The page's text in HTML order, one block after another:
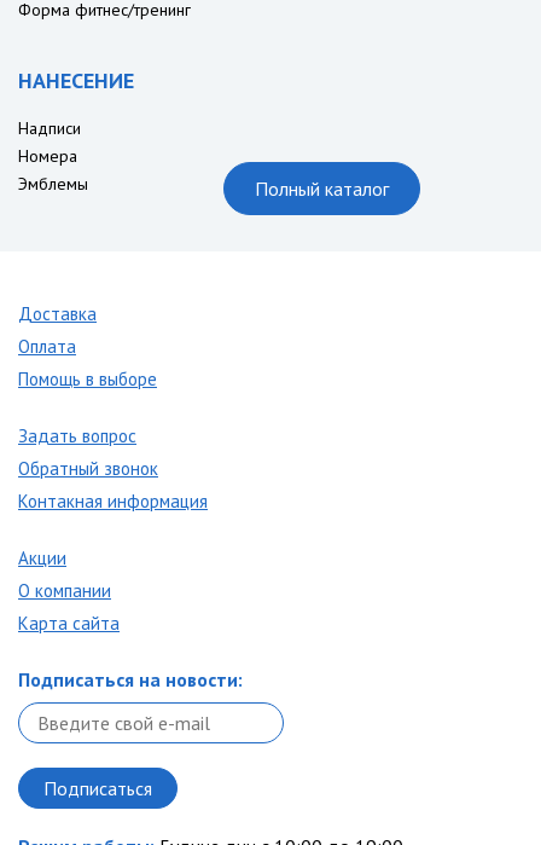
Форма фитнес/тренинг
НАНЕСЕНИЕ
Надписи
Номера
Эмблемы
Полный каталог
Доставка
Оплата
Помощь в выборе
Задать вопрос
Обратный звонок
Контакная информация
Акции
О компании
Карта сайта
Подписаться на новости: